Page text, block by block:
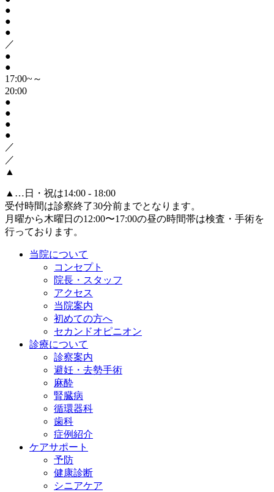
●
●
●
／
●
●
17:00~～
20:00
●
●
●
●
／
／
▲
▲ …日・祝は14:00 - 18:00
受付時間は診察終了30分前までとなります。
月曜から木曜日の12:00〜17:00の昼の時間帯は検査・手術を
行っております。
当院について
コンセプト
院長・スタッフ
アクセス
当院案内
初めての方へ
セカンドオピニオン
診療について
診察案内
避妊・去勢手術
麻酔
腎臓病
循環器科
歯科
症例紹介
ケアサポート
予防
健康診断
シニアケア